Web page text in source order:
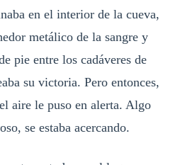
en el interior de la cueva,
metálico de la sangre y
pie entre los cadáveres de
su victoria. Pero entonces,
aire le puso en alerta. Algo
se estaba acercando.